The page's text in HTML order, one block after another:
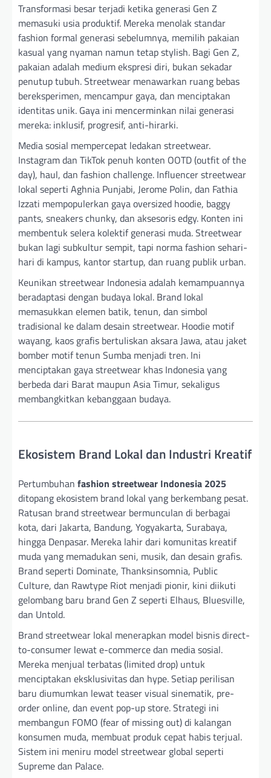
Transformasi besar terjadi ketika generasi Gen Z
memasuki usia produktif. Mereka menolak standar
fashion formal generasi sebelumnya, memilih pakaian
kasual yang nyaman namun tetap stylish. Bagi Gen Z,
pakaian adalah medium ekspresi diri, bukan sekadar
penutup tubuh. Streetwear menawarkan ruang bebas
bereksperimen, mencampur gaya, dan menciptakan
identitas unik. Gaya ini mencerminkan nilai generasi
mereka: inklusif, progresif, anti-hirarki.
Media sosial mempercepat ledakan streetwear.
Instagram dan TikTok penuh konten OOTD (outfit of the
day), haul, dan fashion challenge. Influencer streetwear
lokal seperti Aghnia Punjabi, Jerome Polin, dan Fathia
Izzati mempopulerkan gaya oversized hoodie, baggy
pants, sneakers chunky, dan aksesoris edgy. Konten ini
membentuk selera kolektif generasi muda. Streetwear
bukan lagi subkultur sempit, tapi norma fashion sehari-
hari di kampus, kantor startup, dan ruang publik urban.
Keunikan streetwear Indonesia adalah kemampuannya
beradaptasi dengan budaya lokal. Brand lokal
memasukkan elemen batik, tenun, dan simbol
tradisional ke dalam desain streetwear. Hoodie motif
wayang, kaos grafis bertuliskan aksara Jawa, atau jaket
bomber motif tenun Sumba menjadi tren. Ini
menciptakan gaya streetwear khas Indonesia yang
berbeda dari Barat maupun Asia Timur, sekaligus
membangkitkan kebanggaan budaya.
Ekosistem Brand Lokal dan Industri Kreatif
Pertumbuhan fashion streetwear Indonesia 2025
ditopang ekosistem brand lokal yang berkembang pesat.
Ratusan brand streetwear bermunculan di berbagai
kota, dari Jakarta, Bandung, Yogyakarta, Surabaya,
hingga Denpasar. Mereka lahir dari komunitas kreatif
muda yang memadukan seni, musik, dan desain grafis.
Brand seperti Dominate, Thanksinsomnia, Public
Culture, dan Rawtype Riot menjadi pionir, kini diikuti
gelombang baru brand Gen Z seperti Elhaus, Bluesville,
dan Untold.
Brand streetwear lokal menerapkan model bisnis direct-
to-consumer lewat e-commerce dan media sosial.
Mereka menjual terbatas (limited drop) untuk
menciptakan eksklusivitas dan hype. Setiap perilisan
baru diumumkan lewat teaser visual sinematik, pre-
order online, dan event pop-up store. Strategi ini
membangun FOMO (fear of missing out) di kalangan
konsumen muda, membuat produk cepat habis terjual.
Sistem ini meniru model streetwear global seperti
Supreme dan Palace.